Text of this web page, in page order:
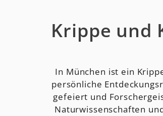
Krippe und
In München ist ein
persönliche
gefeiert und
Naturwissenschaften